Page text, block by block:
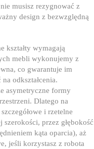
musisz rezygnować z
design z bezwzględną
kształty wymagają
mebli wykonujemy z
co gwarantuje im
odkształcenia.
asymetryczne formy
Dlatego na
i rzetelne
szerokości, przez głębokość
kąta oparcia), aż
jeśli korzystasz z robota